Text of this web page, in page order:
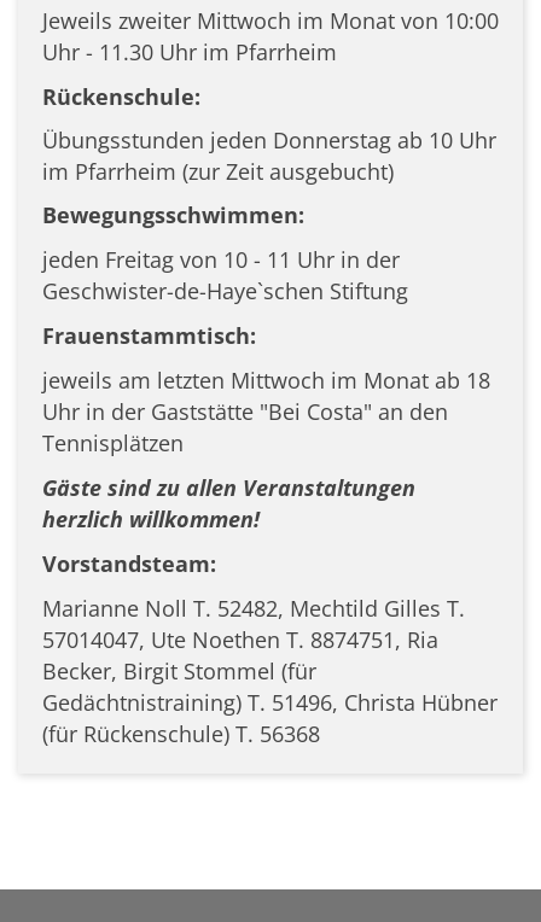
Jeweils zweiter Mittwoch im Monat von 10:00
Uhr - 11.30 Uhr im Pfarrheim
Rückenschule:
Übungsstunden jeden Donnerstag ab 10 Uhr
im Pfarrheim (zur Zeit ausgebucht)
Bewegungsschwimmen:
jeden Freitag von 10 - 11 Uhr in der
Geschwister-de-Haye`schen Stiftung
Frauenstammtisch:
jeweils am letzten Mittwoch im Monat ab 18
Uhr in der Gaststätte "Bei Costa" an den
Tennisplätzen
Gäste sind zu allen Veranstaltungen
herzlich willkommen!
Vorstandsteam:
Marianne Noll T. 52482, Mechtild Gilles T.
57014047, Ute Noethen T. 8874751, Ria
Becker, Birgit Stommel (für
Gedächtnistraining) T. 51496, Christa Hübner
(für Rückenschule) T. 56368